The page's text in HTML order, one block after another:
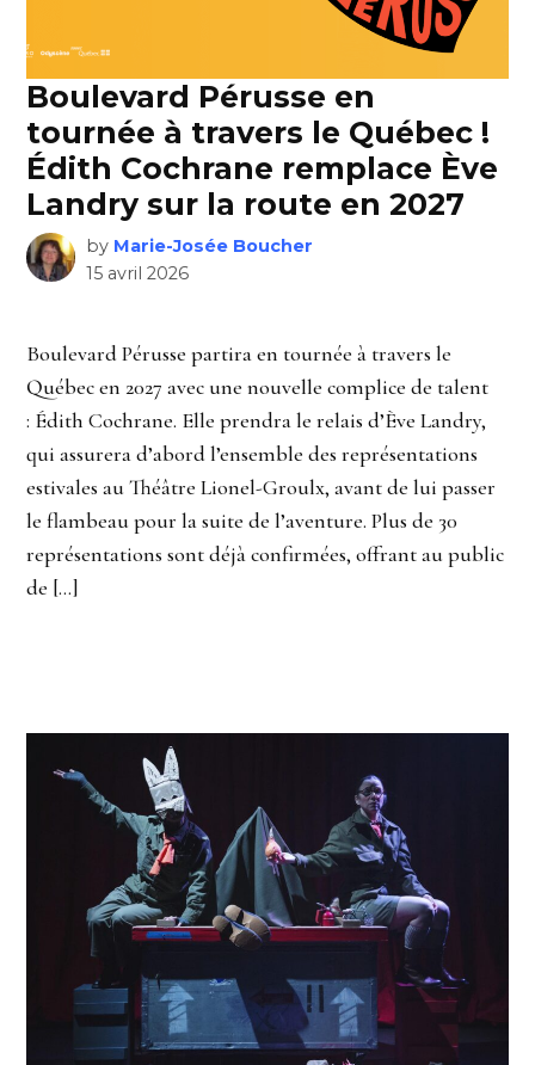
Boulevard Pérusse en
tournée à travers le Québec !
Édith Cochrane remplace Ève
Landry sur la route en 2027
by Marie-Josée Boucher
15 avril 2026
Boulevard Pérusse partira en tournée à travers le
Québec en 2027 avec une nouvelle complice de talent
: Édith Cochrane. Elle prendra le relais d’Ève Landry,
qui assurera d’abord l’ensemble des représentations
estivales au Théâtre Lionel-Groulx, avant de lui passer
le flambeau pour la suite de l’aventure. Plus de 30
représentations sont déjà confirmées, offrant au public
de […]